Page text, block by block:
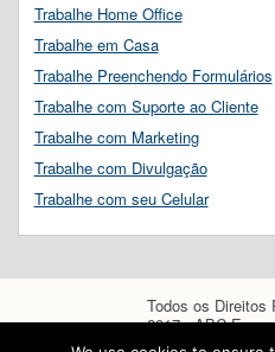
Trabalhe Home Office
Trabalhe em Casa
Trabalhe Preenchendo Formulários
Trabalhe com Suporte ao Cliente
Trabalhe com Marketing
Trabalhe com Divulgação
Trabalhe com seu Celular
Todos os Direitos
2017 - ABC